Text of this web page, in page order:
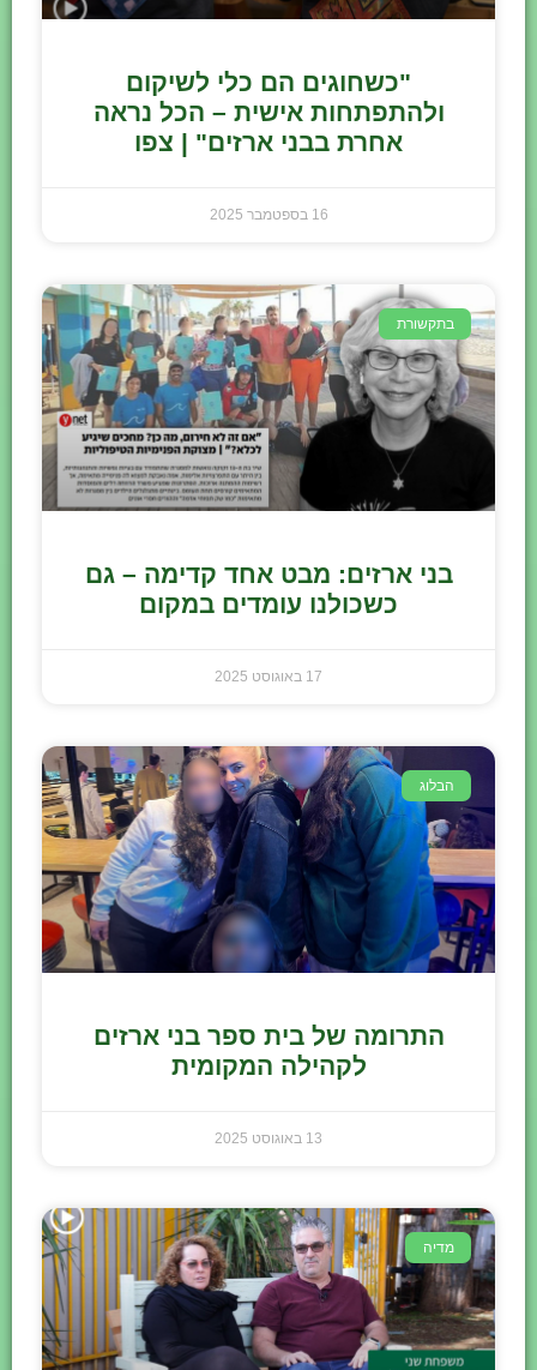
"כשחוגים הם כלי לשיקום
ולהתפתחות אישית – הכל נראה
אחרת בבני ארזים" | צפו
16 בספטמבר 2025
בתקשורת
בני ארזים: מבט אחד קדימה – גם
כשכולנו עומדים במקום
17 באוגוסט 2025
הבלוג
התרומה של בית ספר בני ארזים
לקהילה המקומית
13 באוגוסט 2025
מדיה